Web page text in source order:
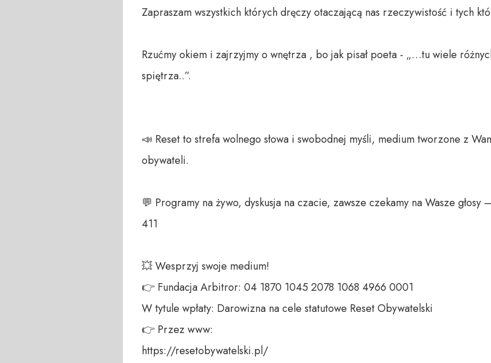
Zapraszam wszystkich których dręczy otaczającą nas rzeczywistość i tych
Rzućmy okiem i zajrzyjmy o wnętrza , bo jak pisał poeta - „…tu wiele
spiętrza..”.
📣 Reset to strefa wolnego słowa i swobodnej myśli, medium tworzone z
obywateli.
💬 Programy na żywo, dyskusja na czacie, zawsze czekamy na Wasze
411
💥 Wesprzyj swoje medium!
👉 Fundacja Arbitror: 04 1870 1045 2078 1068 4966 0001
W tytule wpłaty: Darowizna na cele statutowe Reset Obywatelski
👉 Przez www:
https://resetobywatelski.pl/